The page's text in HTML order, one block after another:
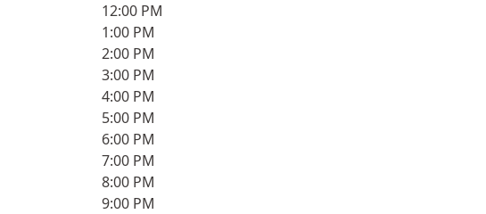
12:00 PM
1:00 PM
2:00 PM
3:00 PM
4:00 PM
5:00 PM
6:00 PM
7:00 PM
8:00 PM
9:00 PM